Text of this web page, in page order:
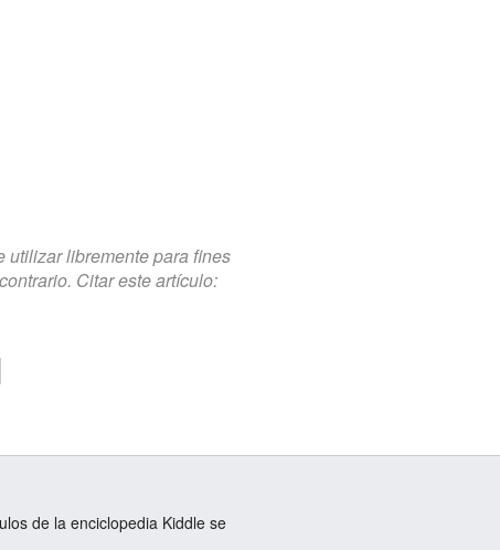
libremente para fines
Citar este artículo:
de la enciclopedia Kiddle se